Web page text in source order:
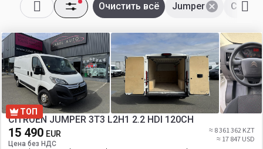
Jumper
Очистить всё
ТОП
CITROEN JUMPER 3T3 L2H1 2.2 HDI 120CH
15 490 EUR
Цена без НДС
≈ 8 361 362 KZT
≈ 17 847 USD